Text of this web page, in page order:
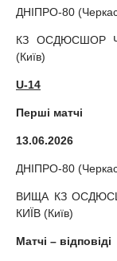
ДНІПРО-80
КЗ ОСДЮСШОР
(Київ)
U-14
Перші матчі
13.06.2026
ДНІПРО-80
ВИЩА КЗ
КИЇВ (Київ)
Матчі – відповіді